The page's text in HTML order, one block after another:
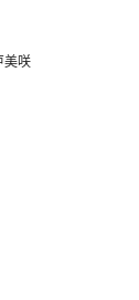
美咲